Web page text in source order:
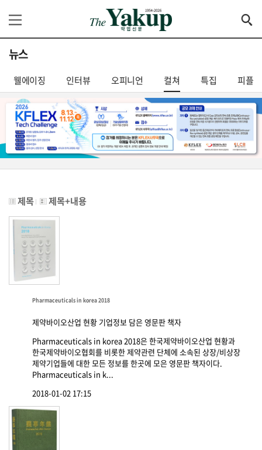
뉴스
웰에이징 인터뷰 오피니언 컬쳐 특집 피플
제목 제목+내용
Pharmaceuticals in korea 2018
제약바이오산업 현황 기업정보 담은 영문판 책자
Pharmaceuticals in korea 2018은 한국제약바이오산업 현황과
한국제약바이오협회를 비롯한 제약관련 단체에 소속된 상장/비상장
제약기업들에 대한 모든 정보를 한곳에 모은 영문판 책자이다.
Pharmaceuticals in k...
2018-01-02 17:15